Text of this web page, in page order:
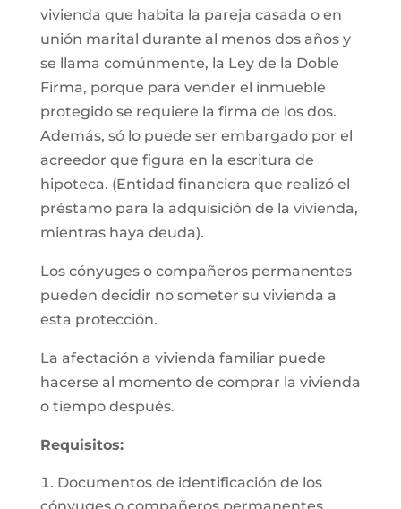
vivienda que habita la pareja casada o en
unión marital durante al menos dos años y
se llama comúnmente, la Ley de la Doble
Firma, porque para vender el inmueble
protegido se requiere la firma de los dos.
Además, só lo puede ser embargado por el
acreedor que figura en la escritura de
hipoteca. (Entidad financiera que realizó el
préstamo para la adquisición de la vivienda,
mientras haya deuda).
Los cónyuges o compañeros permanentes
pueden decidir no someter su vivienda a
esta protección.
La afectación a vivienda familiar puede
hacerse al momento de comprar la vivienda
o tiempo después.
Requisitos:
Documentos de identificación de los